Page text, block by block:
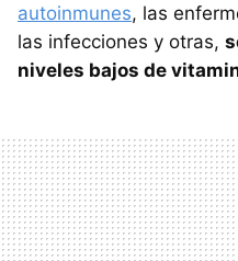
autoinmunes, las
las infecciones y otras,
niveles bajos de